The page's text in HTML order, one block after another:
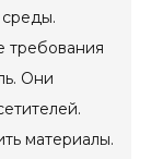
требования
Они
материалы.